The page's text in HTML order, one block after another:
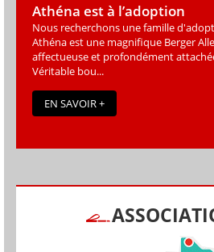
Athéna est à l’adoption
Nous recherchons une famille
Athéna est une magniﬁque Berger
affectueuse et profondément
Véritable bou...
EN SAVOIR +